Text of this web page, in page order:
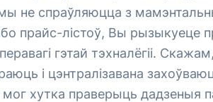
не спраўляюцца з
прайс-лістоў, Вы рызыкуеце
гэтай тэхналёгіі.
і цэнтралізавана
хутка праверыць дадзеныя